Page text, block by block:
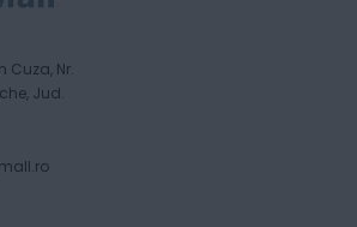
Cuza, Nr.
Jud.